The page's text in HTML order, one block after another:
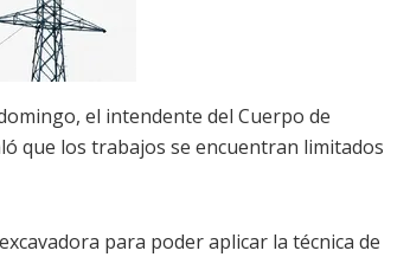
el intendente del Cuerpo de
que los trabajos se encuentran limitados
para poder aplicar la técnica de